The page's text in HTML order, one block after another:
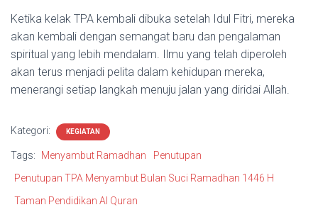
Ketika kelak TPA kembali dibuka setelah Idul Fitri, mereka
akan kembali dengan semangat baru dan pengalaman
spiritual yang lebih mendalam. Ilmu yang telah diperoleh
akan terus menjadi pelita dalam kehidupan mereka,
menerangi setiap langkah menuju jalan yang diridai Allah.
Kategori: KEGIATAN
Tags: Menyambut Ramadhan
Penutupan
Penutupan TPA Menyambut Bulan Suci Ramadhan 1446 H
Taman Pendidikan Al Quran